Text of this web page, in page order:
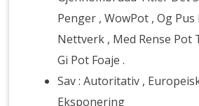
Penger , WowPot , Og
Nettverk , Med Rense Pot
Gi Pot Foaje .
Sav : Autoritativ ,
Eksponering